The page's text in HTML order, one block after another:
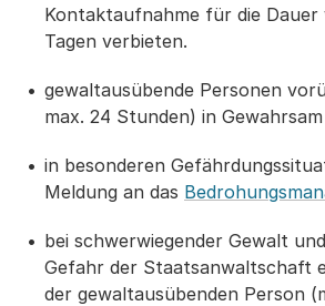
Kontaktaufnahme für die Dauer
Tagen verbieten.
gewaltausübende Personen
max. 24 Stunden) in
in besonderen
Meldung an das
bei schwerwiegender Gewalt
Gefahr der Staatsanwaltschaft
der gewaltausübenden Person